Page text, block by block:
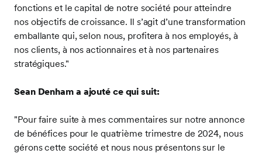
fonctions et le capital de notre société pour atteindre
nos objectifs de croissance. Il s’agit d’une transformation
emballante qui, selon nous, profitera à nos employés, à
nos clients, à nos actionnaires et à nos partenaires
stratégiques."
Sean Denham a ajouté ce qui suit:
"Pour faire suite à mes commentaires sur notre annonce
de bénéfices pour le quatrième trimestre de 2024, nous
gérons cette société et nous nous présentons sur le